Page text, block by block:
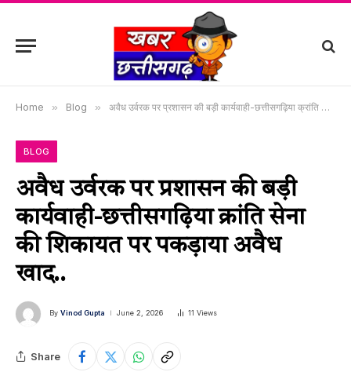
Home » Blog » अवैध उर्वरक पर प्रशासन की बड़ी कार्यवाही-छत्तीसगढ़िया क्रांति सेना की शिकायत पर पकड़ाया अवैध खाद..
BLOG
अवैध उर्वरक पर प्रशासन की बड़ी
कार्यवाही-छत्तीसगढ़िया क्रांति सेना
की शिकायत पर पकड़ाया अवैध
खाद..
By Vinod Gupta June 2, 2026 11 Views
Share